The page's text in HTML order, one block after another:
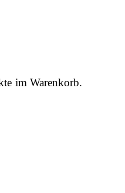
im Warenkorb.